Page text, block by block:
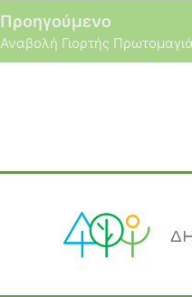
Προηγούμενο
Αναβολή Γιορτής